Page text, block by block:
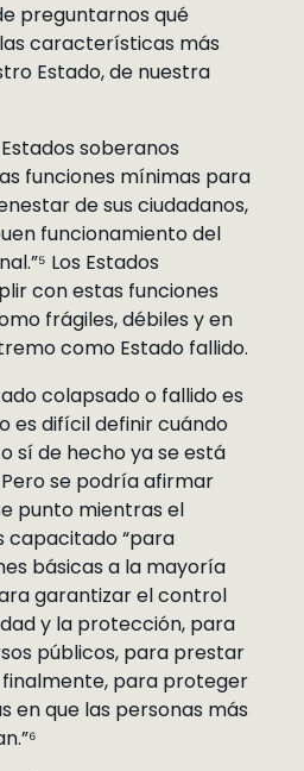
preguntarnos qué
características más
Estado, de nuestra
soberanos
funciones mínimas para
de sus ciudadanos,
funcionamiento del
Los Estados
con estas funciones
frágiles, débiles y en
como Estado fallido.
colapsado o fallido es
es difícil definir cuándo
sí de hecho ya se está
se podría afirmar
punto mientras el
capacitado “para
básicas a la mayoría
garantizar el control
y la protección, para
públicos, para prestar
finalmente, para proteger
en que las personas más